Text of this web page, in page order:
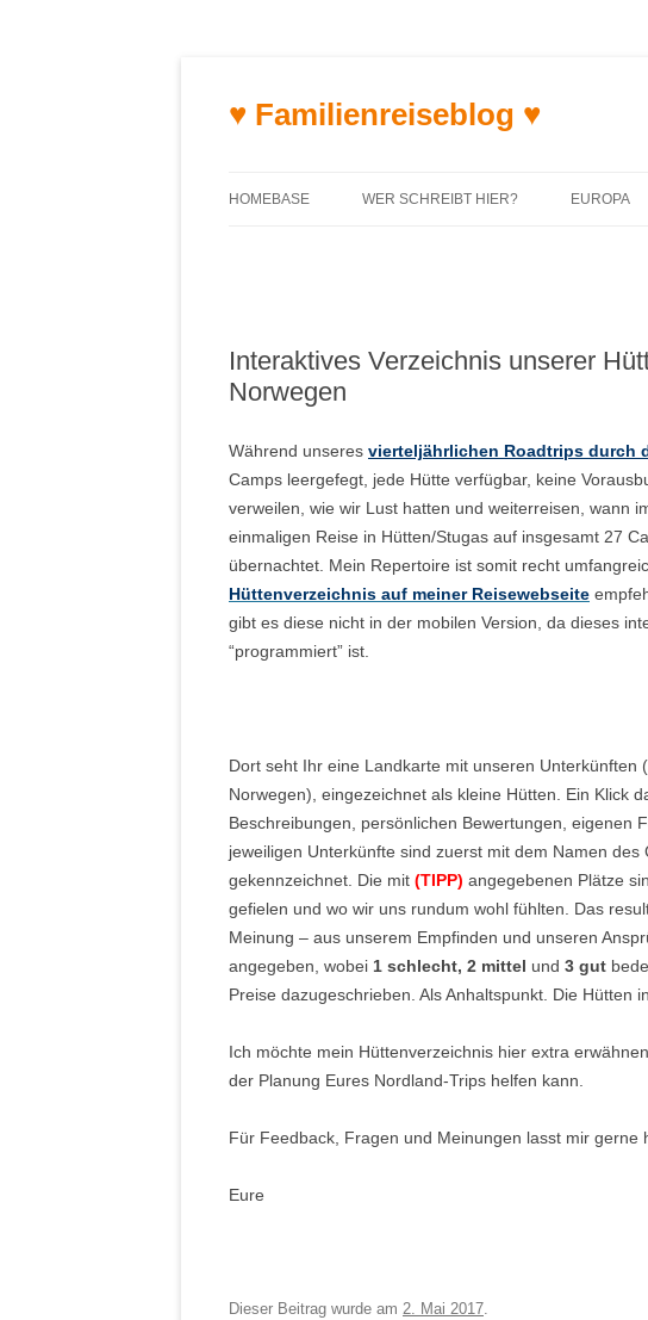
♥ Familienreiseblog ♥
HOMEBASE WER SCHREIBT HIER? EUROPA
Interaktives Verzeichnis unserer
Norwegen
Während unseres vierteljährlichen Roadtrips durch
Camps leergefegt, jede Hütte verfügbar, keine
verweilen, wie wir Lust hatten und weiterreisen, wann
einmaligen Reise in Hütten/Stugas auf insgesamt 27
übernachtet. Mein Repertoire ist somit recht
Hüttenverzeichnis auf meiner Reisewebseite
gibt es diese nicht in der mobilen Version, da dieses
“programmiert” ist.
Dort seht Ihr eine Landkarte mit unseren Unterkünften
Norwegen), eingezeichnet als kleine Hütten. Ein Klick
Beschreibungen, persönlichen Bewertungen, eigenen
jeweiligen Unterkünfte sind zuerst mit dem Namen
gekennzeichnet. Die mit (TIPP) angegebenen Plätze
gefielen und wo wir uns rundum wohl fühlten. Das
Meinung – aus unserem Empfinden und unseren
angegeben, wobei 1 schlecht, 2 mittel und 3 gut
Preise dazugeschrieben. Als Anhaltspunkt. Die Hütten
Ich möchte mein Hüttenverzeichnis hier extra
der Planung Eures Nordland-Trips helfen kann.
Für Feedback, Fragen und Meinungen lasst mir gerne
Eure
Dieser Beitrag wurde am 2. Mai 2017.